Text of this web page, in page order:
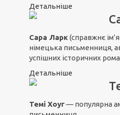
Детальніше
Сара Ларк(справжнє
німецька письменниця,
успішних історичних
Детальніше
Темі Хоуг— популярна